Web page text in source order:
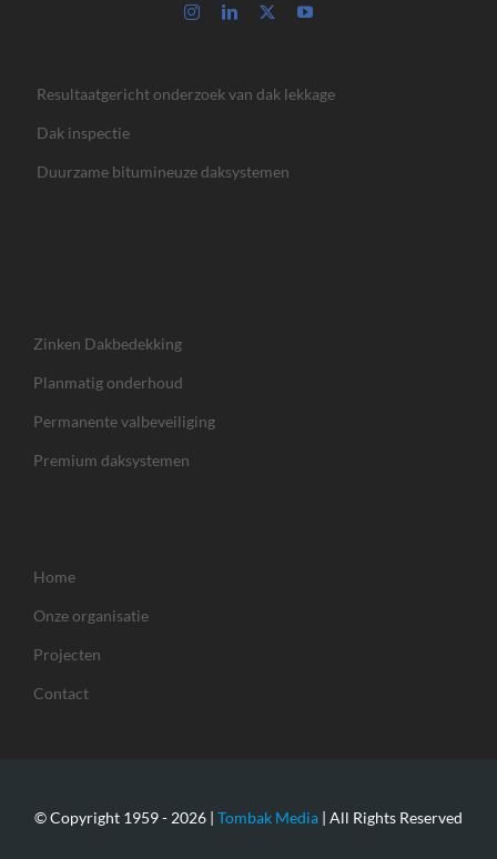
Resultaatgericht onderzoek van dak lekkage
Dak inspectie
Duurzame bitumineuze daksystemen
Zinken Dakbedekking
Planmatig onderhoud
Permanente valbeveiliging
Premium daksystemen
Home
Onze organisatie
Projecten
Contact
© Copyright 1959 - 2026 | Tombak Media | All Rights Reserved